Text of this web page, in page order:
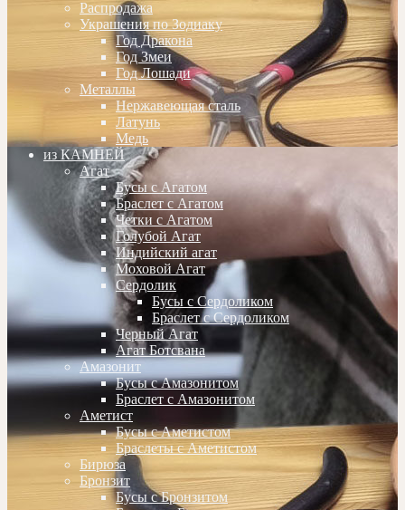
Распродажа
Украшения по Зодиаку
Год Дракона
Год Змеи
Год Лошади
Металлы
Нержавеющая сталь
Латунь
Медь
из КАМНЕЙ
Агат
Бусы с Агатом
Браслет с Агатом
Четки с Агатом
Голубой Агат
Индийский агат
Моховой Агат
Сердолик
Бусы с Сердоликом
Браслет с Сердоликом
Черный Агат
Агат Ботсвана
Амазонит
Бусы с Амазонитом
Браслет с Амазонитом
Аметист
Бусы с Аметистом
Браслеты с Аметистом
Бирюза
Бронзит
Бусы с Бронзитом